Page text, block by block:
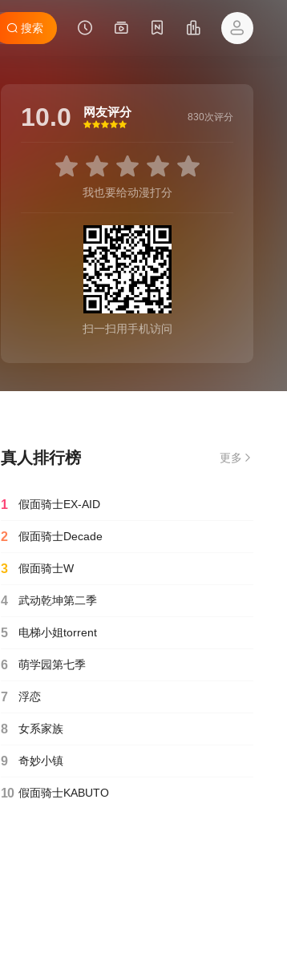
搜索
10.0 网友评分
很差
较差还行推荐力荐
830次评分
我也要给动漫打分
扫一扫用手机访问
真人排行榜 更多
1 假面骑士EX-AID
2 假面骑士Decade
3 假面骑士W
4 武动乾坤第二季
5 电梯小姐torrent
6 萌学园第七季
7 浮恋
8 女系家族
9 奇妙小镇
10 假面骑士KABUTO